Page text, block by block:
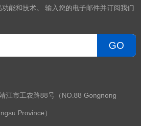
能和技术。 输入您的电子邮件并订阅我们
GO
江市工农路88号（NO.88 Gongnong
Province）